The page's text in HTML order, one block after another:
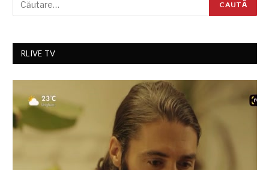
RLIVE TV